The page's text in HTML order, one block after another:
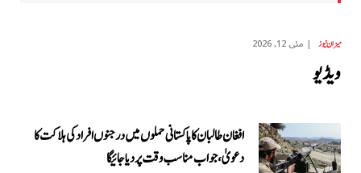
میزان نیوز مئی 12, 2026
ویڈیو
افغان طالبان کا پاکستانی حملوں میں درجنوں افراد کی ہلاکت کا
دعویٰ، جواب مناسب وقت پر دیا جائیگا